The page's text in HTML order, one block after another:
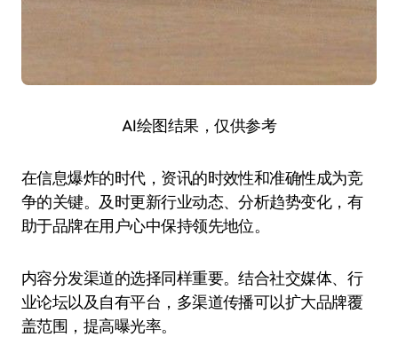
AI绘图结果，仅供参考
在信息爆炸的时代，资讯的时效性和准确性成为竞
争的关键。及时更新行业动态、分析趋势变化，有
助于品牌在用户心中保持领先地位。
内容分发渠道的选择同样重要。结合社交媒体、行
业论坛以及自有平台，多渠道传播可以扩大品牌覆
盖范围，提高曝光率。